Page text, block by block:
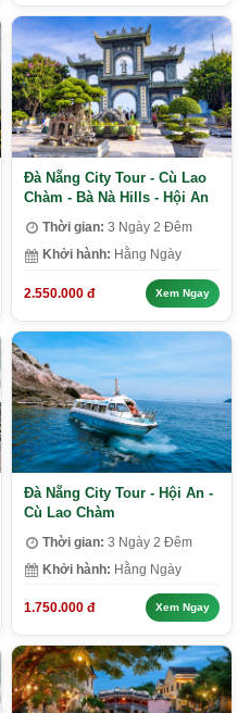
Đà Nẵng City Tour - Cù Lao
Chàm - Bà Nà Hills - Hội An
Thời gian: 3 Ngày 2 Đêm
Khởi hành: Hằng Ngày
2.550.000 đ Xem Ngay
Đà Nẵng City Tour - Hội An -
Cù Lao Chàm
Thời gian: 3 Ngày 2 Đêm
Khởi hành: Hằng Ngày
1.750.000 đ Xem Ngay